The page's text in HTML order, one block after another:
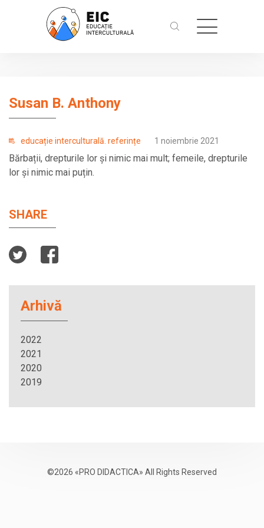
Susan B. Anthony
educație interculturală. referințe 1 noiembrie 2021
Bărbații, drepturile lor și nimic mai mult; femeile, drepturile
lor și nimic mai puțin.
SHARE
Arhivă
2022
2021
2020
2019
©2026 «PRO DIDACTICA» All Rights Reserved